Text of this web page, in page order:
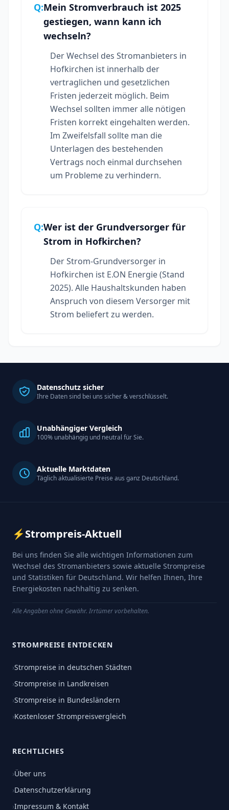
Q:Mein Stromverbrauch ist 2025
gestiegen, wann kann ich
wechseln?
Der Wechsel des Stromanbieters in
Hofkirchen ist innerhalb der
vertraglichen und gesetzlichen
Fristen jederzeit möglich. Beim
Wechsel sollten immer alle nötigen
Fristen korrekt eingehalten werden.
Im Zweifelsfall sollte man die
Unterlagen des bestehenden
Vertrags noch einmal durchsehen
um Probleme zu verhindern.
Q:Wer ist der Grundversorger für
Strom in Hofkirchen?
Der Strom-Grundversorger in
Hofkirchen ist E.ON Energie (Stand
2025). Alle Haushaltskunden haben
Anspruch von diesem Versorger mit
Strom beliefert zu werden.
Datenschutz sicher
Ihre Daten sind bei uns sicher & verschlüsselt.
Unabhängiger Vergleich
100% unabhängig und neutral für Sie.
Aktuelle Marktdaten
Täglich aktualisierte Preise aus ganz Deutschland.
⚡Strompreis-Aktuell
Bei uns finden Sie alle wichtigen Informationen zum
Wechsel des Stromanbieters sowie aktuelle Strompreise
und Statistiken für Deutschland. Wir helfen Ihnen, Ihre
Energiekosten nachhaltig zu senken.
Alle Angaben ohne Gewähr. Irrtümer vorbehalten.
STROMPREISE ENTDECKEN
›Strompreise in deutschen Städten
›Strompreise in Landkreisen
›Strompreise in Bundesländern
›Kostenloser Strompreisvergleich
RECHTLICHES
›Über uns
›Datenschutzerklärung
›Impressum & Kontakt